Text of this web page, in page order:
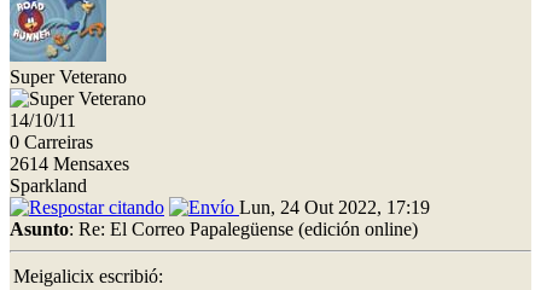
Super Veterano
14/10/11
0 Carreiras
2614 Mensaxes
Sparkland
Lun, 24 Out 2022, 17:19
Asunto: Re: El Correo Papalegüense (edición online)
Meigalicix escribió: